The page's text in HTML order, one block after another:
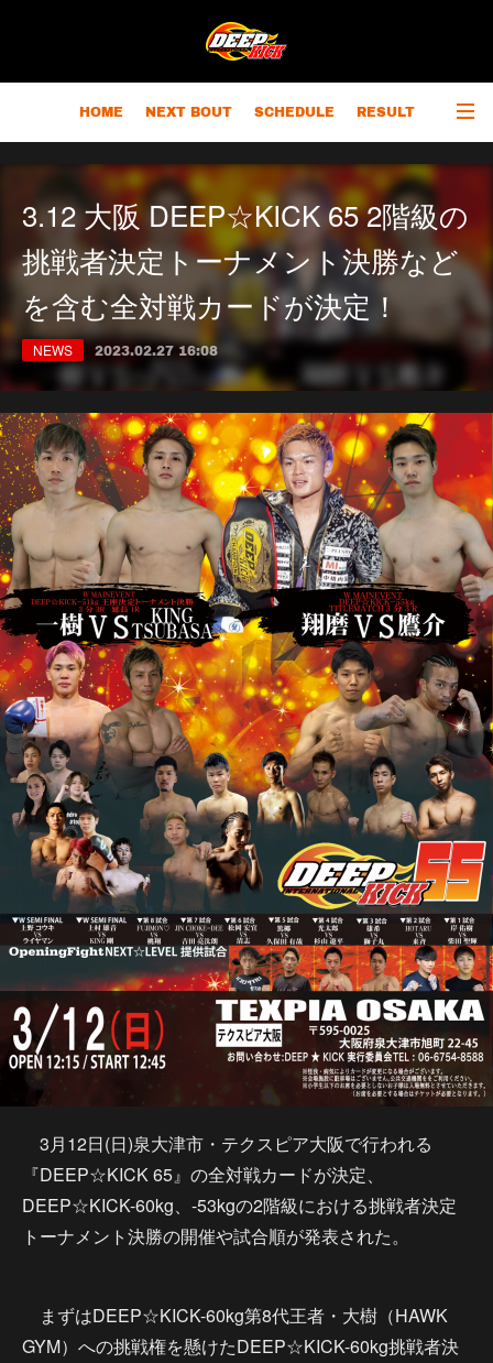
HOME NEXT BOUT SCHEDULE RESULT
RANKING CHAMPIONS OUTLINE
3.12 大阪 DEEP☆KICK 65 2階級の
挑戦者決定トーナメント決勝など
を含む全対戦カードが決定！
NEWS 2023.02.27 16:08
3月12日(日)泉大津市・テクスピア大阪で行われる
『DEEP☆KICK 65』の全対戦カードが決定、
DEEP☆KICK-60kg、-53kgの2階級における挑戦者決定
トーナメント決勝の開催や試合順が発表された。
まずはDEEP☆KICK-60kg第8代王者・大樹（HAWK
GYM）への挑戦権を懸けたDEEP☆KICK-60kg挑戦者決